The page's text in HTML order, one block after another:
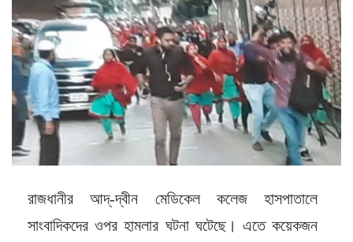
রাজধানীর আদ্-দ্বীন মেডিকেল কলেজ হাসপাতালে
সাংবাদিকদের ওপর হামলার ঘটনা ঘটেছে। এতে কয়েকজন